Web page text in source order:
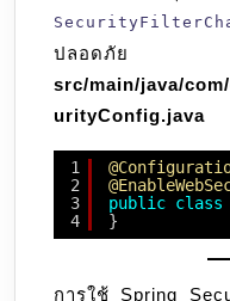
ปลอดภัย
src/main/java/
urityConfig.java
1
2
3
4
public class
}
การใช้ Spring